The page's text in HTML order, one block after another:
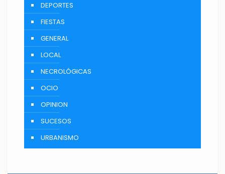
DEPORTES
FIESTAS
GENERAL
LOCAL
NECROLÓGICAS
OCIO
OPINION
SUCESOS
URBANISMO